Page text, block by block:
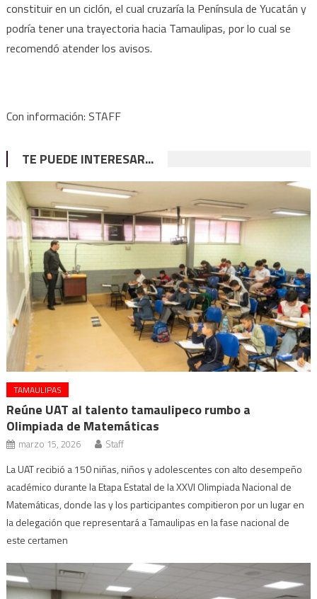
constituir en un ciclón, el cual cruzaría la Península de Yucatán y
podría tener una trayectoria hacia Tamaulipas, por lo cual se
recomendó atender los avisos.
Con información: STAFF
TE PUEDE INTERESAR...
TAMAULIPAS
Reúne UAT al talento tamaulipeco rumbo a
Olimpiada de Matemáticas
marzo 15, 2026 Staff
La UAT recibió a 150 niñas, niños y adolescentes con alto desempeño
académico durante la Etapa Estatal de la XXVI Olimpiada Nacional de
Matemáticas, donde las y los participantes compitieron por un lugar en
la delegación que representará a Tamaulipas en la fase nacional de
este certamen